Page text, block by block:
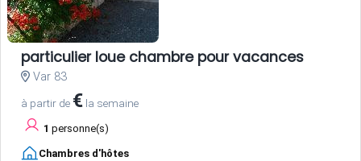
particulier loue chambre pour vacances
Var 83
à partir de € la semaine
1 personne(s)
Chambres d'hôtes